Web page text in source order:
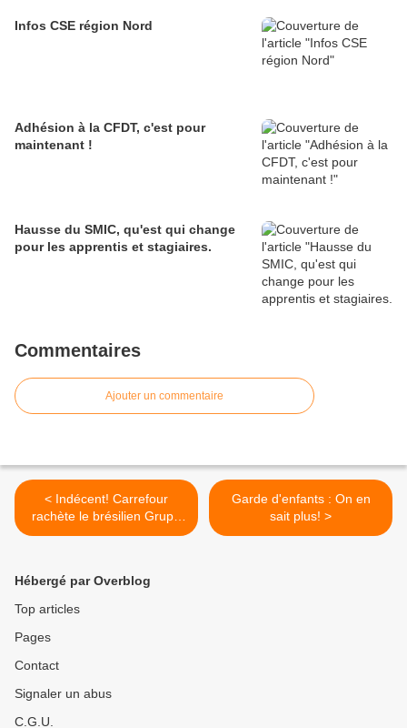
Infos CSE région Nord
Adhésion à la CFDT, c'est pour
maintenant !
Hausse du SMIC, qu'est qui change
pour les apprentis et stagiaires.
Commentaires
Ajouter un commentaire
< Indécent! Carrefour
rachète le brésilien Grupo
Big pour 1,1 milliard d’euros
Garde d'enfants : On en
sait plus! >
Hébergé par Overblog
Top articles
Pages
Contact
Signaler un abus
C.G.U.